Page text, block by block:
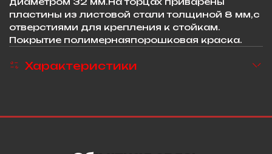
пластины из листовой стали толщиной 8 мм,с
отверстиями для крепления к стойкам.
Покрытие полимернаяпорошковая краска.
Характеристики